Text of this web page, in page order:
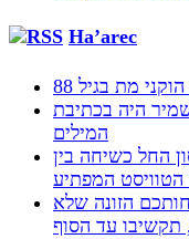
Ha’arec
מת בגיל 88
היה בכתיבת
המילים
החל כשיחה בין
המפתיע
הזונה שלא
עד הסוף